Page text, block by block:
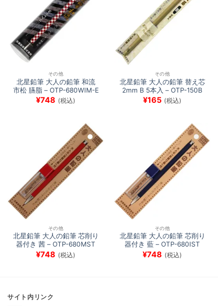
その他
北星鉛筆 大人の鉛筆 和流
市松 臙脂 – OTP-680WIM-E
¥748 (税込)
その他
北星鉛筆 大人の鉛筆 替え芯
2mm B 5本入 – OTP-150B
¥165 (税込)
その他
北星鉛筆 大人の鉛筆 芯削り
器付き 茜 – OTP-680MST
¥748 (税込)
その他
北星鉛筆 大人の鉛筆 芯削り
器付き 藍 – OTP-680IST
¥748 (税込)
サイト内リンク